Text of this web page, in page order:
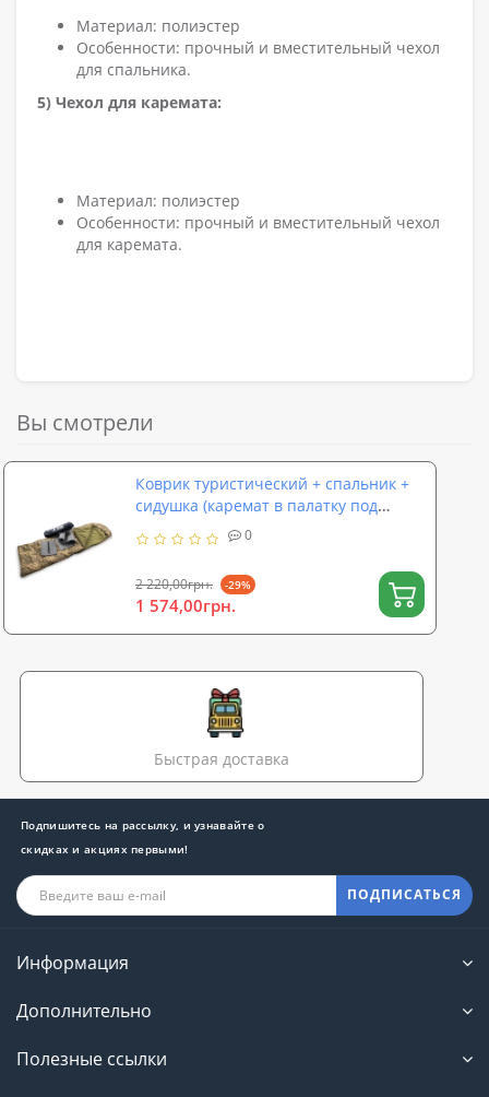
Материал: полиэстер
Особенности: прочный и вместительный чехол
для спальника.
5) Чехол для каремата:
Материал: полиэстер
Особенности: прочный и вместительный чехол
для каремата.
Вы смотрели
Коврик туристический + спальник +
сидушка (каремат в палатку под
спальный мешок) OSPORT Lite Зима
(n-0016)
0
2 220,00грн. -29%
1 574,00грн.
Быстрая доставка
Подпишитесь на рассылку, и узнавайте о
скидках и акциях первыми!
ПОДПИСАТЬСЯ
Информация
Дополнительно
Полезные ссылки